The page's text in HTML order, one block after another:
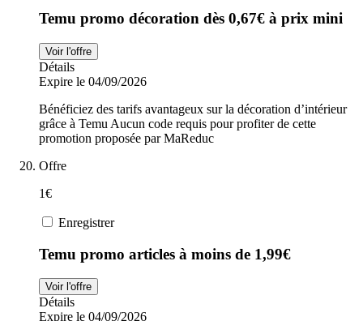
Temu promo décoration dès 0,67€ à prix mini
Voir l'offre
Détails
Expire le 04/09/2026
Bénéficiez des tarifs avantageux sur la décoration d’intérieur
grâce à Temu Aucun code requis pour profiter de cette
promotion proposée par MaReduc
Offre
1€
Enregistrer
Temu promo articles à moins de 1,99€
Voir l'offre
Détails
Expire le 04/09/2026